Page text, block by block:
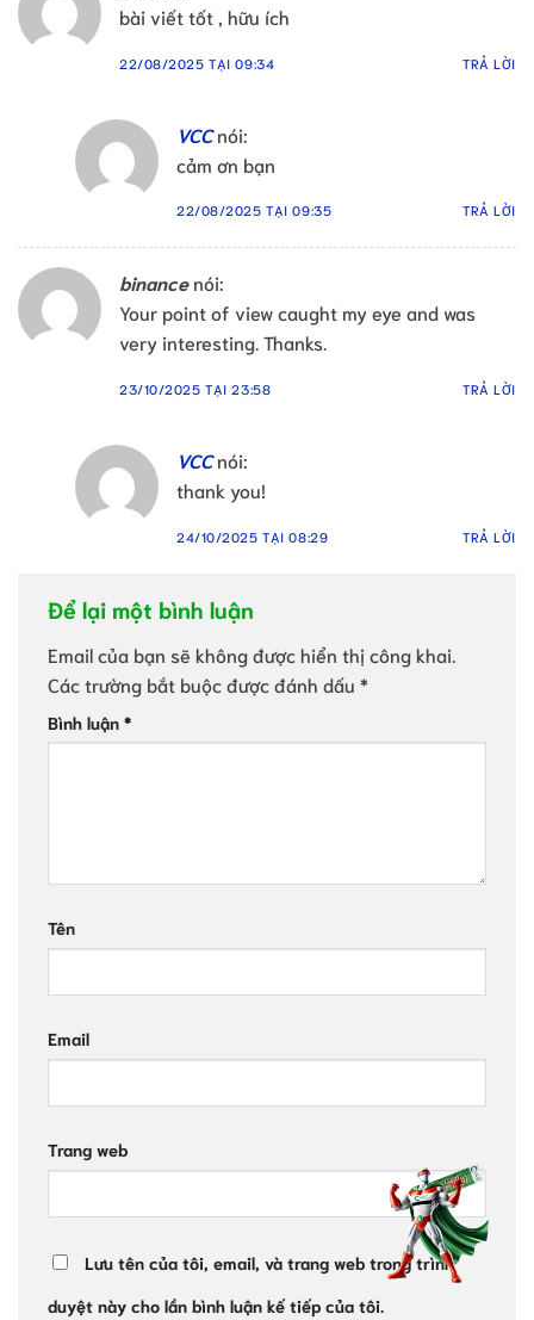
bài viết tốt , hữu ích
22/08/2025 TẠI 09:34 TRẢ LỜI
VCC nói:
cảm ơn bạn
22/08/2025 TẠI 09:35 TRẢ LỜI
binance nói:
Your point of view caught my eye and was
very interesting. Thanks.
23/10/2025 TẠI 23:58 TRẢ LỜI
VCC nói:
thank you!
24/10/2025 TẠI 08:29 TRẢ LỜI
Để lại một bình luận
Email của bạn sẽ không được hiển thị công khai.
Các trường bắt buộc được đánh dấu *
Bình luận *
Tên
Email
Trang web
Lưu tên của tôi, email, và trang web trong trình
duyệt này cho lần bình luận kế tiếp của tôi.